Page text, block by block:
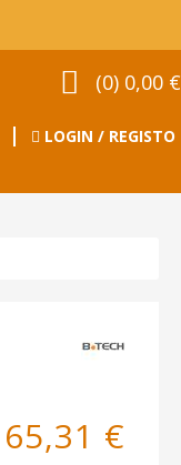
(0) 0,00 €
LOGIN / REGISTO
€